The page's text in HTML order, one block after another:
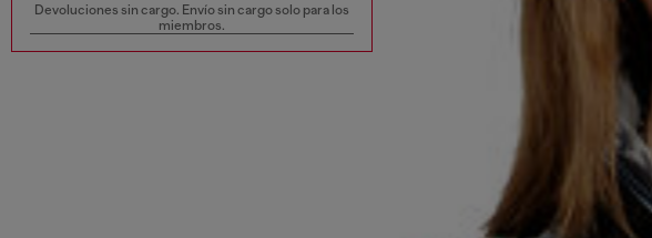
Devoluciones sin cargo. Envío sin cargo solo para los
miembros.